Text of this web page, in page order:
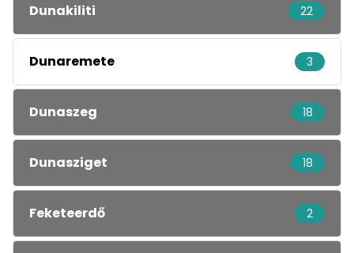
Dunakiliti 22
Dunaremete 3
Dunaszeg 18
Dunasziget 18
Feketeerdő 2